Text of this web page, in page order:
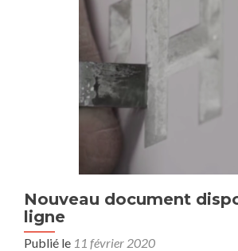
Nouveau document
ligne
Publié le 11 février 2020